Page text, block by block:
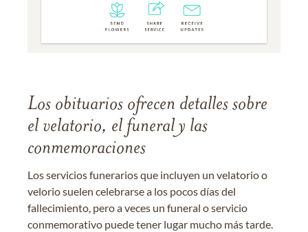
Los obituarios ofrecen detalles sobre
el velatorio, el funeral y las
conmemoraciones
Los servicios funerarios que incluyen un velatorio o
velorio suelen celebrarse a los pocos días del
fallecimiento, pero a veces un funeral o servicio
conmemorativo puede tener lugar mucho más tarde.